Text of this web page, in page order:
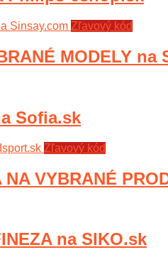
Zľavový kód
MODELY na
Sofia.sk
Zľavový kód
VYBRANÉ
na SIKO.sk